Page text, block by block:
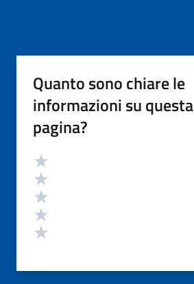
Quanto sono chiare le
informazioni su questa
pagina?
Valutazione